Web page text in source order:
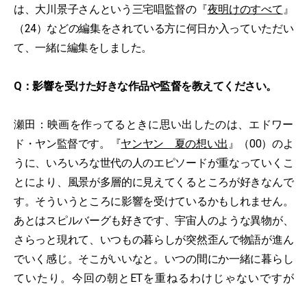
は、大川景子さんという三宅唱監督の『夜明けのすべて 』
（24）などの編集をされている方に何日か入っていただい
て、一緒に編集をしました。
Q：影響を受けた好きな作品や監督を教えてください。
瀬田：映画を作ってるときに思い出したのは、エドワー
ド・ヤン監督です。『ヤンヤン 夏の想い出 』（00）のよ
うに、いろいろな世代の人のエピソードが重なっていくこ
とにより、風景が多層的に見えてくるところが好きなんで
す。そういうところに影響を受けているかもしれません。
あとはスピルバーグも好きです、宇宙人のような異物が、
さらっと現れて、いつもの暮らしが突然歪んで物語が進ん
でいく感じ。そこがいいなと。いつの間にか一緒に暮らし
ていたり。今回の朝とETを重ねるわけじゃないですが